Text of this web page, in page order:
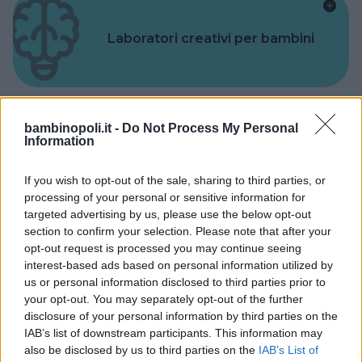
bambinopoli.it - Do Not Process My Personal
Information
If you wish to opt-out of the sale, sharing to third parties, or
processing of your personal or sensitive information for
targeted advertising by us, please use the below opt-out
section to confirm your selection. Please note that after your
opt-out request is processed you may continue seeing
interest-based ads based on personal information utilized by
us or personal information disclosed to third parties prior to
your opt-out. You may separately opt-out of the further
disclosure of your personal information by third parties on the
IAB’s list of downstream participants. This information may
also be disclosed by us to third parties on the IAB’s List of
Laboratori creativi per bambini
Feste